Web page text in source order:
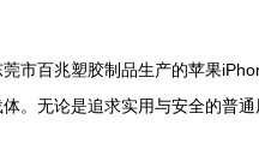
市百兆塑胶制品生产的苹果
。无论是追求实用与安全的普